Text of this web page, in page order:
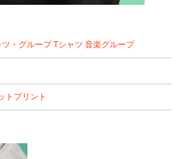
・グループ Tシャツ 音楽グループ
トプリント